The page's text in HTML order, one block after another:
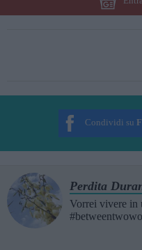
Condividi su
Perdita
Vorrei vivere in